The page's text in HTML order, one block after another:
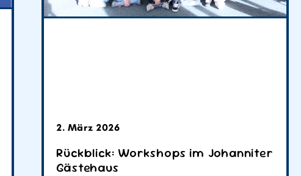
2. März 2026
Rückblick: Workshops im Johanniter
Gästehaus